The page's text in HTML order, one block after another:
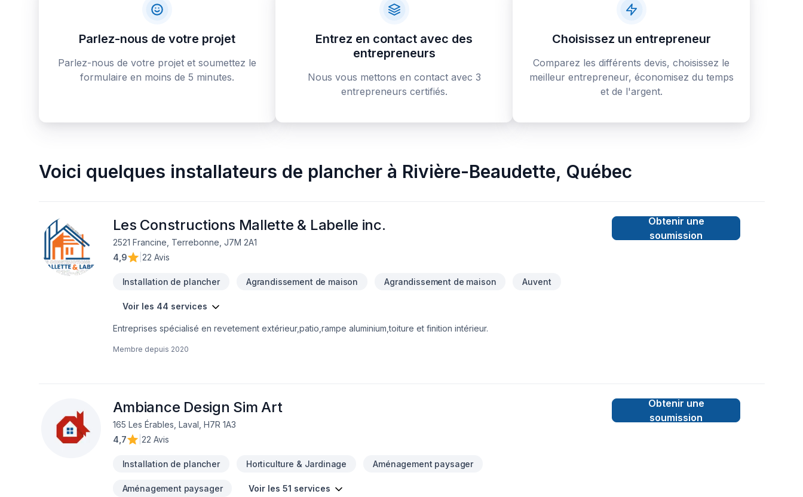
Parlez-nous de votre projet
Parlez-nous de votre projet et soumettez le
formulaire en moins de 5 minutes.
Entrez en contact avec des
entrepreneurs
Nous vous mettons en contact avec 3
entrepreneurs certifiés.
Choisissez un entrepreneur
Comparez les différents devis, choisissez le
meilleur entrepreneur, économisez du temps
et de l'argent.
Voici quelques installateurs de plancher à Rivière-Beaudette, Québec
Les Constructions Mallette & Labelle inc.
2521 Francine, Terrebonne, J7M 2A1
4,9
22 Avis
Installation de plancher Agrandissement de maison Agrandissement de maison Auvent
Voir les 44 services
Entreprises spécialisé en revetement extérieur,patio,rampe aluminium,toiture et finition intérieur.
Membre depuis 2020
Obtenir une
soumission
Ambiance Design Sim Art
165 Les Érables, Laval, H7R 1A3
4,7
22 Avis
Installation de plancher Horticulture & Jardinage Aménagement paysager
Aménagement paysager Voir les 51 services
Obtenir une
soumission